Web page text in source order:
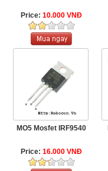
Price: 10.000 VNĐ
MO5 Mosfet IRF9540
Price: 16.000 VNĐ